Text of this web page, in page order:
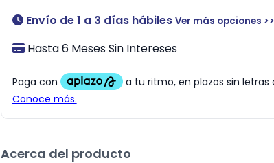
Envío de 1 a 3 días hábiles Ver más opciones >>
Hasta 6 Meses Sin Intereses
Acerca del producto